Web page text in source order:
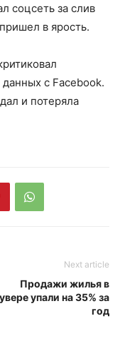
соцсеть за слив
в ярость.
с Facebook.
и потеряла
Next article
Продажи жилья в
упали на 35% за
год